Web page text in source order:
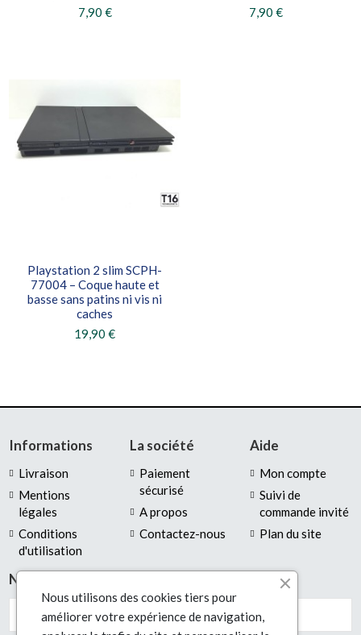
7,90 €
7,90 €
Playstation 2 slim SCPH-
77004 – Coque haute et
basse sans patins ni vis ni
caches
19,90 €
Informations
Livraison
Mentions
légales
Conditions
d'utilisation
La société
Paiement
sécurisé
A propos
Contactez-nous
Aide
Mon compte
Suivi de
commande invité
Plan du site
Newsletter
Nous utilisons des cookies tiers pour
améliorer votre expérience de navigation,